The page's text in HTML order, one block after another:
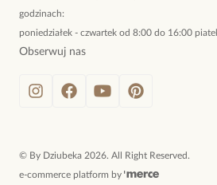
godzinach:
poniedziałek - czwartek od 8:00 do 16:00
Obserwuj nas
© By Dziubeka 2026. All Right Reserved.
e-commerce platform by